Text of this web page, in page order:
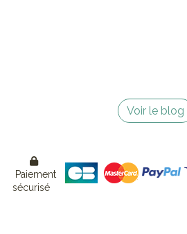
Voir le blog

Paiement
sécurisé